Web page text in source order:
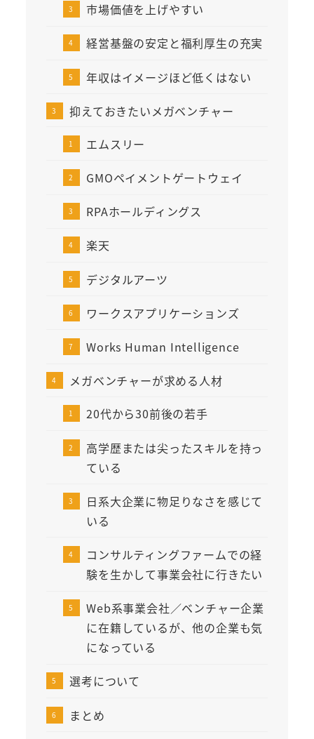
市場価値を上げやすい
経営基盤の安定と福利厚生の充実
年収はイメージほど低くはない
抑えておきたいメガベンチャー
エムスリー
GMOペイメントゲートウェイ
RPAホールディングス
楽天
デジタルアーツ
ワークスアプリケーションズ
Works Human Intelligence
メガベンチャーが求める人材
20代から30前後の若手
高学歴または尖ったスキルを持っ
ている
日系大企業に物足りなさを感じて
いる
コンサルティングファームでの経
験を生かして事業会社に行きたい
Web系事業会社／ベンチャー企業
に在籍しているが、他の企業も気
になっている
選考について
まとめ